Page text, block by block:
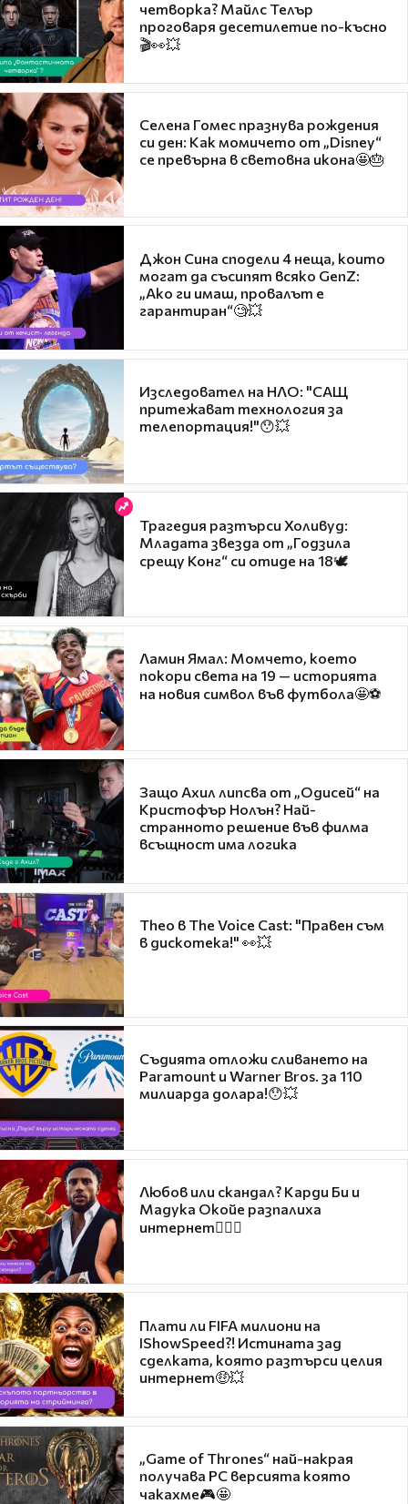
четворка? Майлс Телър
проговаря десетилетие по-късно
🎬👀💥
Селена Гомес празнува рождения
си ден: Как момичето от „Disney“
се превърна в световна икона🤩🎂
Джон Сина сподели 4 неща, които
могат да съсипят всяко GenZ:
„Ако ги имаш, провалът е
гарантиран“🧐💥
Изследовател на НЛО: "САЩ
притежават технология за
телепортация!"😯💥
Трагедия разтърси Холивуд:
Младата звезда от „Годзила
срещу Конг“ си отиде на 18🕊️
Ламин Ямал: Момчето, което
покори света на 19 — историята
на новия символ във футбола🤩⚽
Защо Ахил липсва от „Одисей“ на
Кристофър Нолън? Най-
странното решение във филма
всъщност има логика
Theo в The Voice Cast: "Правен съм
в дискотека!" 👀💥
Съдията отложи сливането на
Paramount и Warner Bros. за 110
милиарда долара!😯💥
Любов или скандал? Карди Би и
Мадука Окойе разпалиха
интернет❤️‍🔥🔥
Плати ли FIFA милиони на
IShowSpeed?! Истината зад
сделката, която разтърси целия
интернет🤑💥
„Game of Thrones“ най-накрая
получава PC версията която
чакахме🎮🤩